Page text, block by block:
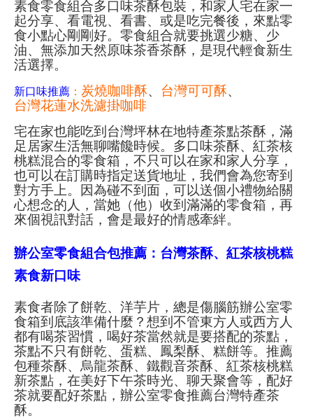
素食零食組合多口味茶酥包裝，和家人宅在家一
起分享、看電視、看書、或是吃完餐後，來點零
食小點心剛剛好。零食組合就要挑選少糖、少
油、無添加天然原味茶香茶酥，是現代輕食新生
活選擇。
新口味推薦 ： 炭燒咖啡酥、 台灣可可酥、
台灣花蓮水洗濾掛咖啡
宅在家也能吃到台灣坪林在地特產茶點茶酥，滿
足居家生活無聊嘴饞時候。多口味茶酥、紅茶核
桃糕混合的零食箱，不只可以在家和家人分享，
也可以在訂購時指定送貨地址，我們會為您寄到
對方手上。因為碰不到面，可以送個小禮物給關
心想念的人，當她（他）收到滿滿的零食箱，再
來個視訊對話，會是最好的情感牽絆。
辦公室零食組合包推薦：台灣茶酥、紅茶核桃糕
素食新口味
素食者除了餅乾、洋芋片，總是傷腦筋辦公室零
食箱到底該準備什麼？想到不管東方人或西方人
都有喝茶習慣，喝好茶當然就是要搭配的茶點，
茶點不只有餅乾、蛋糕、鳳梨酥、糕餅等。推薦
包種茶酥、烏龍茶酥、鐵觀音茶酥、紅茶核桃糕
新茶點，在美好下午茶時光、聊天聚會等，配好
茶就要配好茶點，辦公室零食推薦台灣特產茶
酥。